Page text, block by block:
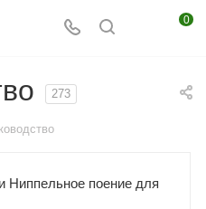
0
273
Ниппельное поение для